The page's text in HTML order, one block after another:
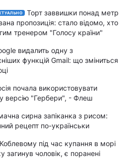
Торт заввишки понад метр
пропозиція: стало відомо, хто
тренером "Голосу країни"
видалить одну з
функцій Gmail: що зміниться
почала використовувати
версію "Гербери", - Флеш
сирна запіканка з рисом:
рецепт по-українськи
під час купання в морі
загинув чоловік, є поранені